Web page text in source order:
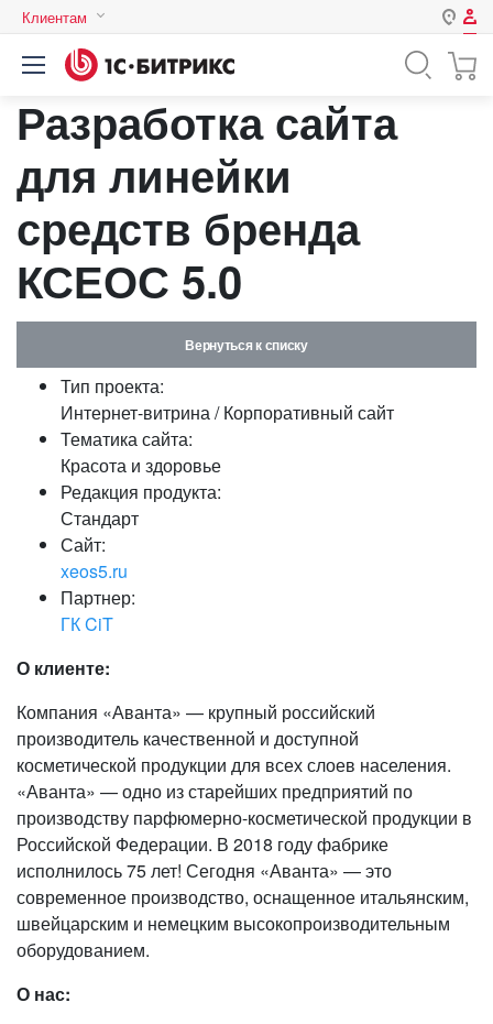
Клиентам
Казахстан
Авторизация
Зарегистрироваться
Логин
Пароль
компьютере
Забыли свой пароль?
или войдите с помощью
Разработка сайта
для линейки
средств бренда
КСЕОС 5.0
Вернуться к списку
Тип проекта:
Интернет-витрина / Корпоративный сайт
Тематика сайта:
Красота и здоровье
Редакция продукта:
Стандарт
Сайт:
xeos5.ru
Партнер:
ГК CiT
О клиенте:
Компания «Аванта» — крупный российский
производитель качественной и доступной
косметической продукции для всех слоев населения.
«Аванта» — одно из старейших предприятий по
производству парфюмерно-косметической продукции в
Российской Федерации. В 2018 году фабрике
исполнилось 75 лет! Сегодня «Аванта» — это
современное производство, оснащенное итальянским,
швейцарским и немецким высокопроизводительным
оборудованием.
О нас: